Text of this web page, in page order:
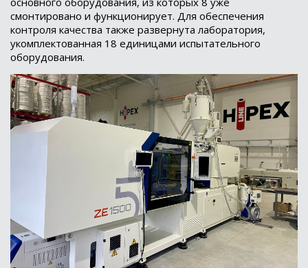
смонтировано и функционирует. Для обеспечения
контроля качества также развернута лаборатория,
укомплектованная 18 единицами испытательного
оборудования.